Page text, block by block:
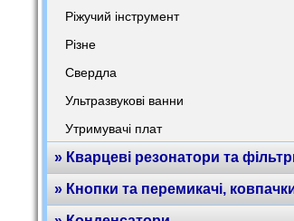
Ріжучий інструмент
Різне
Свердла
Ультразвукові ванни
Утримувачі плат
» Кварцеві резонатори та
» Кнопки та перемикачі,